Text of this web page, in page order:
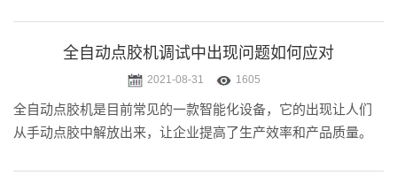
迈为大家介绍！全自动点胶机调试中出现问题如何应对
2021-08-31 1605
全自动点胶机是目前常见的一款智能化设备，它的出现让人们
从手动点胶中解放出来，让企业提高了生产效率和产品质量。